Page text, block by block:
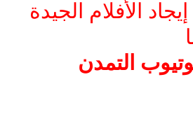
الأفلام الجيدة
التمدن